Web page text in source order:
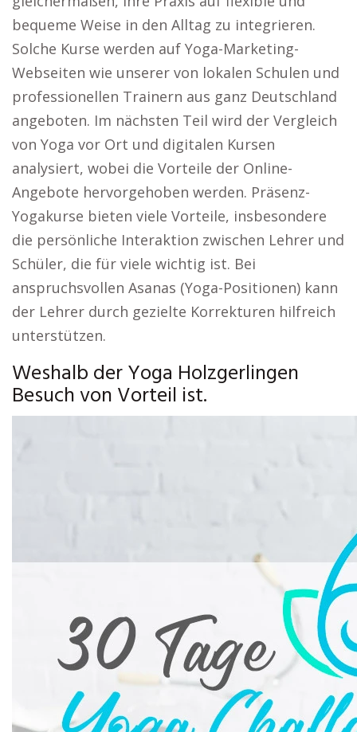
bequeme Weise in den Alltag zu integrieren.
Solche Kurse werden auf Yoga-Marketing-
Webseiten wie unserer von lokalen Schulen und
professionellen Trainern aus ganz Deutschland
angeboten. Im nächsten Teil wird der Vergleich
von Yoga vor Ort und digitalen Kursen
analysiert, wobei die Vorteile der Online-
Angebote hervorgehoben werden. Präsenz-
Yogakurse bieten viele Vorteile, insbesondere
die persönliche Interaktion zwischen Lehrer und
Schüler, die für viele wichtig ist. Bei
anspruchsvollen Asanas (Yoga-Positionen) kann
der Lehrer durch gezielte Korrekturen hilfreich
unterstützen.
Weshalb der Yoga Holzgerlingen
Besuch von Vorteil ist.